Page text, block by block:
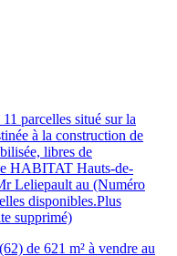
parcelles situé sur la
à la construction de
libres de
HABITAT Hauts-de-
Leliepault au (Numéro
disponibles.Plus
supprimé)